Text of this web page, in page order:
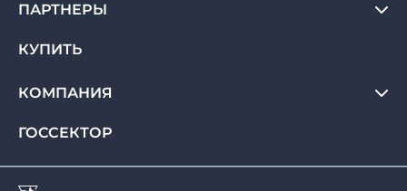
ПАРТНЕРЫ
КУПИТЬ
КОМПАНИЯ
ГОССЕКТОР